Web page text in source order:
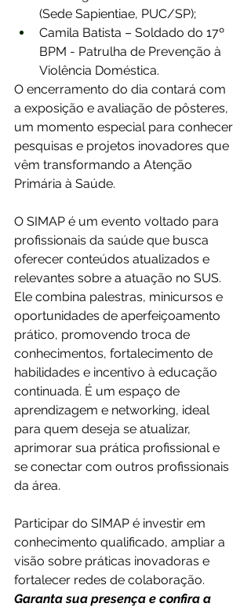
(Sede Sapientiae, PUC/SP);
Camila Batista – Soldado do 17º
BPM - Patrulha de Prevenção à
Violência Doméstica.
O encerramento do dia contará com
a exposição e avaliação de pôsteres,
um momento especial para conhecer
pesquisas e projetos inovadores que
vêm transformando a Atenção
Primária à Saúde.
O SIMAP é um evento voltado para
profissionais da saúde que busca
oferecer conteúdos atualizados e
relevantes sobre a atuação no SUS.
Ele combina palestras, minicursos e
oportunidades de aperfeiçoamento
prático, promovendo troca de
conhecimentos, fortalecimento de
habilidades e incentivo à educação
continuada. É um espaço de
aprendizagem e networking, ideal
para quem deseja se atualizar,
aprimorar sua prática profissional e
se conectar com outros profissionais
da área.
Participar do SIMAP é investir em
conhecimento qualificado, ampliar a
visão sobre práticas inovadoras e
fortalecer redes de colaboração.
Garanta sua presença e confira a